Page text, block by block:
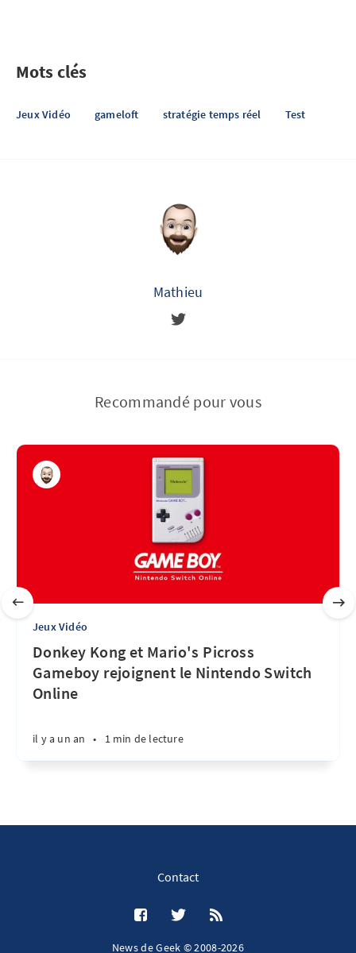
Mots clés
Jeux Vidéo gameloft stratégie temps réel Test
Mathieu
Recommandé pour vous
Jeux Vidéo
Donkey Kong et Mario's Picross
Gameboy rejoignent le Nintendo Switch
Online
il y a un an • 1 min de lecture
Contact
News de Geek © 2008-2026